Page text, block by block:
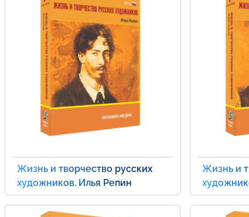
Жизнь и творчество русских
художников. Илья Репин
Жизнь и